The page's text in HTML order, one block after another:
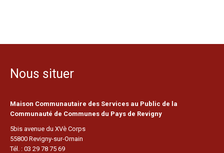
Nous situer
Maison Communautaire des Services au Public de la
Communauté de Communes du Pays de Revigny
5bis avenue du XVè Corps
55800 Revigny-sur-Ornain
Tél. : 03 29 78 75 69